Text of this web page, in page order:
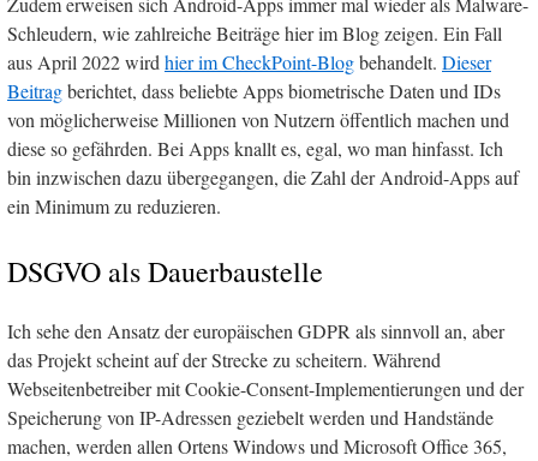
Schleudern, wie zahlreiche Beiträge hier im Blog zeigen. Ein Fall
aus April 2022 wirdhier im CheckPoint-Blogbehandelt. Dieser
Beitragberichtet, dass beliebte Apps biometrische Daten und IDs
von möglicherweise Millionen von Nutzern öffentlich machen und
diese so gefährden. Bei Apps knallt es, egal, wo man hinfasst. Ich
bin inzwischen dazu übergegangen, die Zahl der Android-Apps auf
ein Minimum zu reduzieren.
DSGVO als Dauerbaustelle
Ich sehe den Ansatz der europäischen GDPR als sinnvoll an, aber
das Projekt scheint auf der Strecke zu scheitern. Während
Webseitenbetreiber mit Cookie-Consent-Implementierungen und der
Speicherung von IP-Adressen geziebelt werden und Handstände
machen, werden allen Ortens Windows und Microsoft Office 365,